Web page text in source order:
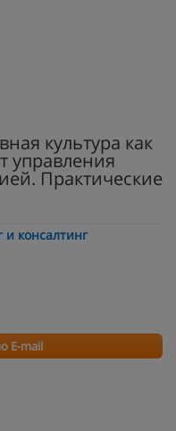
культура как
управления
Практические
и консалтинг
E-mail